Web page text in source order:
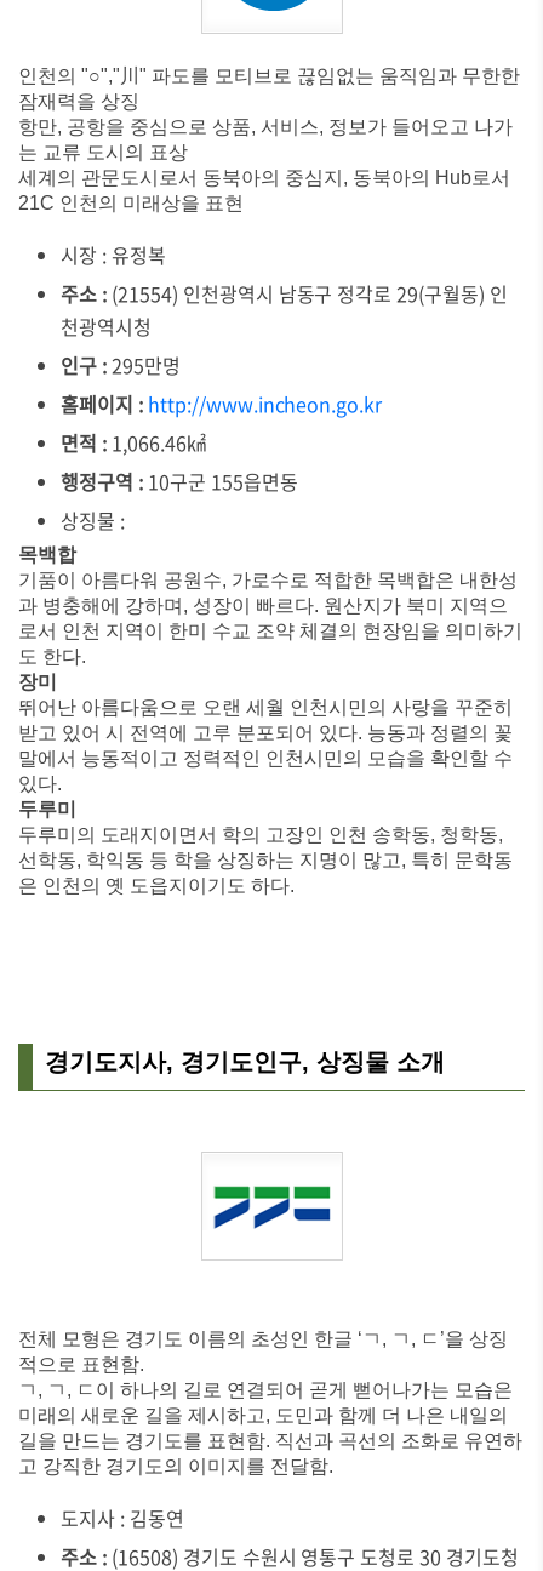
인천의 "○","川" 파도를 모티브로 끊임없는 움직임과 무한한
잠재력을 상징
항만, 공항을 중심으로 상품, 서비스, 정보가 들어오고 나가
는 교류 도시의 표상
세계의 관문도시로서 동북아의 중심지, 동북아의 Hub로서
21C 인천의 미래상을 표현
시장 : 유정복
주소 : (21554) 인천광역시 남동구 정각로 29(구월동) 인
천광역시청
인구 :295만명
홈페이지 : http://www.incheon.go.kr
면적 : 1,066.46㎢
행정구역 : 10구군 155읍면동
상징물 :
목백합
기품이 아름다워 공원수, 가로수로 적합한 목백합은 내한성
과 병충해에 강하며, 성장이 빠르다. 원산지가 북미 지역으
로서 인천 지역이 한미 수교 조약 체결의 현장임을 의미하기
도 한다.
장미
뛰어난 아름다움으로 오랜 세월 인천시민의 사랑을 꾸준히
받고 있어 시 전역에 고루 분포되어 있다. 능동과 정렬의 꽃
말에서 능동적이고 정력적인 인천시민의 모습을 확인할 수
있다.
두루미
두루미의 도래지이면서 학의 고장인 인천 송학동, 청학동,
선학동, 학익동 등 학을 상징하는 지명이 많고, 특히 문학동
은 인천의 옛 도읍지이기도 하다.
경기도지사, 경기도인구, 상징물 소개
전체 모형은 경기도 이름의 초성인 한글 ‘ㄱ, ㄱ, ㄷ’을 상징
적으로 표현함.
ㄱ, ㄱ, ㄷ이 하나의 길로 연결되어 곧게 뻗어나가는 모습은
미래의 새로운 길을 제시하고, 도민과 함께 더 나은 내일의
길을 만드는 경기도를 표현함. 직선과 곡선의 조화로 유연하
고 강직한 경기도의 이미지를 전달함.
도지사 : 김동연
주소 : (16508) 경기도 수원시 영통구 도청로 30 경기도청